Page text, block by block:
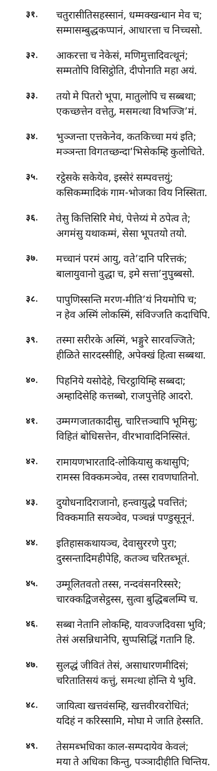
३१.
चतुरासीतिसहस्सानं, धम्मक्खन्धान मेव च;
सम्मासम्बुद्धकप्पानं, आधारत्ता च निच्चसो.
३२.
आकरत्ता च नेकेसं, मणिमुत्तादिवत्थूनं;
सम्मतोपि विसिट्ठोति, दीपोनाति महा अयं.
३३.
तयो मे पितरो भूपा, मातुलोपि च सब्बथा;
एकच्छत्तेन वत्तेतु, मसमत्था विभज्जि’मं.
३४.
भुञ्जन्ता एत्तकेनेव, कतकिच्चा मयं इति;
मञ्ञन्ता विगतच्छन्दा’भिसेकम्हि कुलोचिते.
३५.
रट्ठेसके सकेयेव, इस्सेरं सम्पवत्तयुं;
कसिकम्मादिकं गाम-भोजका विय निस्सिता.
३६.
तेसु कित्तिसिरि मेघं, पेत्तेय्यं मे ठपेत्व ते;
अगमंसु यथाकम्मं, सेसा भूपतयो तयो.
३७.
मच्चानं परमं आयु, वते’दानि परित्तकं;
बालायुवानो वुद्धा च, इमे सत्ता’नुपुब्बसो.
३८.
पापुणिस्सन्ति मरण-मीति’यं नियमोपि च;
न हेव अस्मिं लोकस्मिं, संविज्जति कदाचिपि.
३९. तस्मासरीरके अस्मिं, भङ्गुरे सारवज्जिते;
हीळिते सारदस्सीहि, अपेक्खं हित्वा सब्बथा.
४०.
पिहनिये यसोदेहे, चिरट्ठायिम्हि सब्बदा;
अम्हादिसेहि कत्तब्बो, राजपुत्तेहि आदरो.
४१.
उम्मग्गजातकादीसु, चारित्तञ्चापि भूमिसु;
विहितं बोधिसत्तेन, वीरभावादिनिस्सितं.
४२.
रामायणभारतादि-लोकियासु कथासुपि;
रामस्स विक्कमञ्चेव, तस्स रावणघातिनो.
४३.
दुयोधनादिराजानो, हन्त्वायुद्धे पवत्तितं;
विक्कमाति सयञ्चेव, पञ्चन्नं पण्डुसूनूनं.
४४.
इतिहासकथायञ्च, देवासुररणे पुरा;
दुस्सन्तादिमहीपेहि, कतञ्च चरितब्भूतं.
४५.
उम्मूलितवतो तस्स, नन्दवंसनरिस्सरे;
चारक्कद्विजसेट्ठस्स, सुत्वा बुद्धिबलम्पि च.
४६.
सब्बा नेतानि लोकम्हि, यावज्जदिवसा भुवि;
तेसं असन्निधानेपि, सुप्पसिद्धिं गतानि हि.
४७.
सुलद्धं जीवितं तेसं, असाधारणमीदिसं;
चरितातिसयं कत्तुं, समत्था होन्ति ये भुवि.
४८.
जायित्वा खत्तवंसम्हि, खत्तवीरवरोधितं;
यदिहं न करिस्सामि, मोघा मे जाति हेस्सति.
४९.
तेसमब्भधिका काल-सम्पदायेव केवलं;
मया ते अधिका किन्तु, पञ्ञादीहीति चिन्तिय.